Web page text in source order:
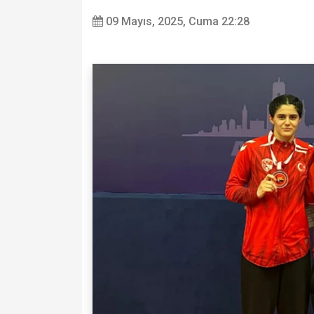
09 Mayıs, 2025, Cuma 22:28